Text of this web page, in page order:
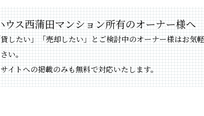
ウス西蒲田マンション所有のオーナー様へ
貸したい」「売却したい」とご検討中のオーナー様はお気
い。
イトへの掲載のみも無料で対応いたします。